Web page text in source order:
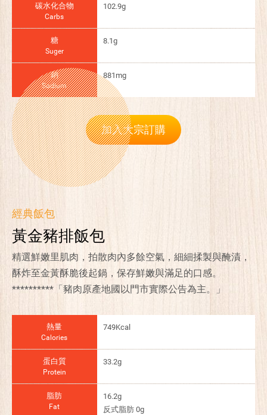
碳水化合物
Carbs
102.9g
糖
Suger
8.1g
鈉
Sodium
881mg
加入大宗訂購
經典飯包
黃金豬排飯包
精選鮮嫩里肌肉，拍散肉內多餘空氣，細細揉製與醃漬，
酥炸至金黃酥脆後起鍋，保存鮮嫩與滿足的口感。
**********「豬肉原產地國以門市實際公告為主。」
熱量
Calories
749Kcal
蛋白質
Protein
33.2g
脂肪
Fat
16.2g
反式脂肪 0g